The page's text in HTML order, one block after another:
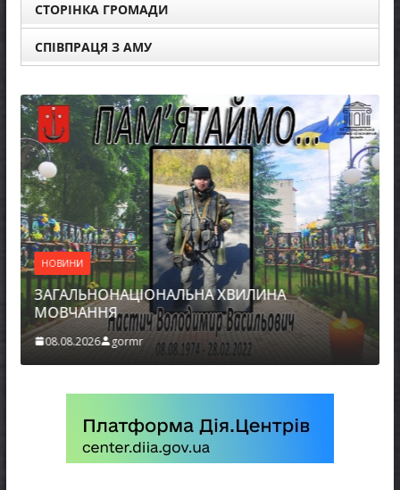
СТОРІНКА ГРОМАДИ
СПІВПРАЦЯ З АМУ
НОВИНИ
ЗАГАЛЬНОНАЦІОНАЛЬНА ХВИЛИНА
МОВЧАННЯ
08.08.2026 gormr